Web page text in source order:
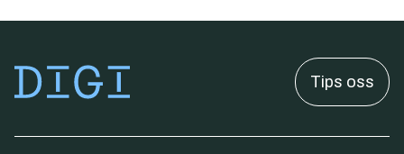
Tips oss